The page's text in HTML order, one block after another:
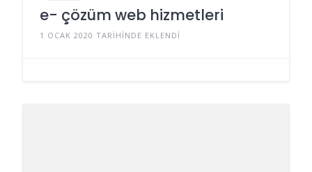
e- çözüm web hizmetleri
1 OCAK 2020 TARIHINDE EKLENDI